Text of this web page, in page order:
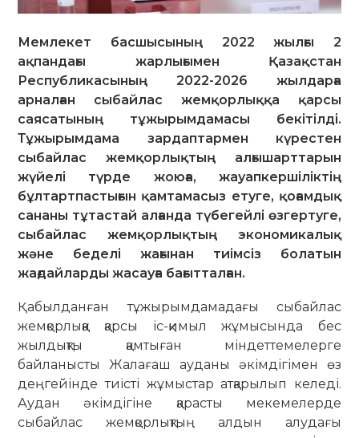
Мемлекет басшысының 2022 жылғы 2
ақпандағы жарлығымен Қазақстан
Республикасының 2022-2026 жылдарға
арналған сыбайлас жемқорлыққа қарсы
саясатының тұжырымдамасы бекітілді.
Тұжырымдама зардаптармен күрестен
сыбайлас жемқорлықтың алғышарттарын
жүйелі түрде жоюға, жауапкершіліктің
бұлтартпастығын қамтамасыз етуге, қоғамдық
сананы тұтастай алғанда түбегейлі өзгертуге,
сыбайлас жемқорлықтың экономикалық
және беделі жағынан тиімсіз болатын
жағдайларды жасауға бағытталған.
Қабылданған тұжырымдамадағы сыбайлас
жемқорлыққа қарсы іс-қимыл жұмысында бес
жылдықты қамтыған міндеттемелерге
байланысты Жалағаш ауданы әкімдігімен өз
деңгейінде тиісті жұмыстар атқарылып келеді.
Аудан әкімдігіне қарасты мекемелерде
сыбайлас жемқорлықтың алдын алудағы